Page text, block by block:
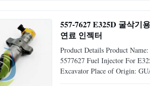
557-7627 E325D 굴삭기
연료 인젝터
Product Details Product
5577627 Fuel Injector For
Excavator Place of Origin: